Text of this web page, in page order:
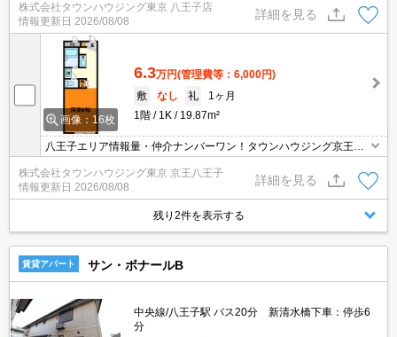
株式会社タウンハウジング東京 八王子店
情報更新日 2026/08/08
詳細を見る
画像：16枚
6.3万円(管理費等：6,000円)
敷
なし 礼
1ヶ月
1階
1K 19.87m²
八王子エリア情報量・仲介ナンバーワン！タウンハウジング京王八
王子店です!お客様用駐車場もございますので車でのご来店も大歓迎
です！
株式会社タウンハウジング東京 京王八王子
情報更新日 2026/08/08
詳細を見る
残り2件を表示する
賃貸アパート サン・ボナールB
中央線/八王子駅 バス20分 新清水橋下車：停歩6
分